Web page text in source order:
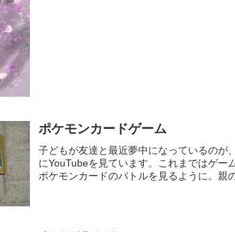
ポケモンカードゲーム
子どもが友達と最近夢中になっているのが
にYouTubeを見ています。これまではゲー
ポケモンカードのバトルを見るように。親